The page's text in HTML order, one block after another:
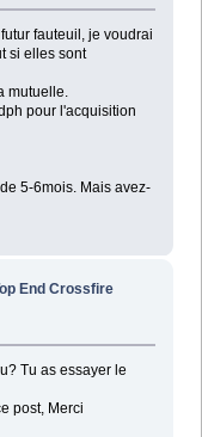
fauteuil, je voudrai
si elles sont
mutuelle.
pour l'acquisition
5-6mois. Mais avez-
End Crossfire
Tu as essayer le
post, Merci